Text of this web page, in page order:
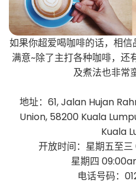
如果你超爱喝咖啡的话，相
满意~除了主打各种咖啡，还
及煮法也非常
地址：61, Jalan Hujan
Union, 58200 Kuala
Kuala
开放时间：星期五至
星期四
电话号码：